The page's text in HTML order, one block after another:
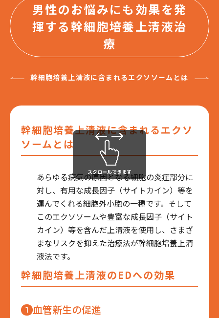
男性のお悩みにも効果を発
揮する幹細胞培養上清液治
療
幹細胞培養上清液に含まれるエクソソームとは
幹細胞培養上清液に含まれるエクソ
ソームとは
あらゆる病気の原因となる細胞の炎症部分に
対し、有用な成長因子（サイトカイン）等を
運んでくれる細胞外小胞の一種です。そして
このエクソソームや豊富な成長因子（サイト
カイン）等を含んだ上清液を使用し、さまざ
まなリスクを抑えた治療法が幹細胞培養上清
液法です。
幹細胞培養上清液のEDへの効果
1 血管新生の促進